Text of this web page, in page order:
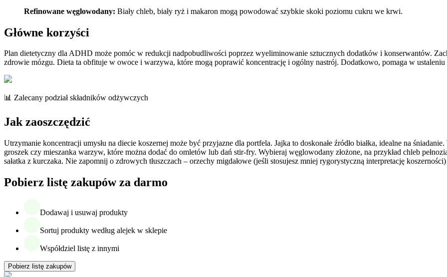
Refinowane węglowodany: Biały chleb, biały ryż i makaron mogą powodować szybkie skoki poziomu cukru we krwi.
Główne korzyści
Plan dietetyczny dla ADHD może pomóc w redukcji nadpobudliwości poprzez wyeliminowanie sztucznych dodatków i konserwantów.
zdrowie mózgu. Dieta ta obfituje w owoce i warzywa, które mogą poprawić koncentrację i ogólny nastrój. Dodatkowo, pomaga w
📊 Zalecany podział składników odżywczych
Jak zaoszczędzić
Utrzymanie koncentracji umysłu na diecie koszernej może być przyjazne dla portfela. Jajka to doskonałe źródło białka, idealne na
groszek czy mieszanka warzyw, które można dodać do omletów lub dań stir-fry. Wybieraj węglowodany złożone, na przykład chleb
sałatka z kurczaka. Nie zapomnij o zdrowych tłuszczach – orzechy migdałowe (jeśli stosujesz mniej rygorystyczną interpretację
Pobierz listę zakupów za darmo
Dodawaj i usuwaj produkty
Sortuj produkty według alejek w sklepie
Współdziel listę z innymi
Pobierz listę zakupów